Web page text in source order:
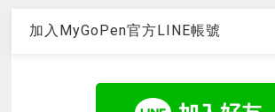
加入MyGoPen官方LINE帳號